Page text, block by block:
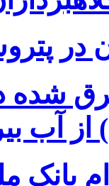
در
غرق
از آب
بانک